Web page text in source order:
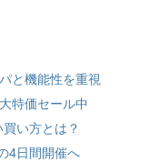
と機能性を重視
特価セール中
い方とは？
4日間開催へ